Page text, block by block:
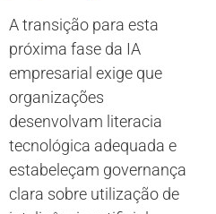
A transição para esta
próxima fase da IA
empresarial exige que
organizações
desenvolvam literacia
tecnológica adequada e
estabeleçam governança
clara sobre utilização de